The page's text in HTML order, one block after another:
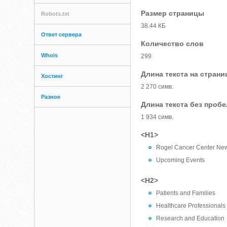
Robots.txt
Ответ сервера
Whois
Хостинг
Разное
Размер страницы
38.44 КБ
Количество слов
299
Длина текста на
2 270 симв.
Длина текста без
1 934 симв.
<H1>
Rogel Cancer Center
Upcoming Events
<H2>
Patients and Families
Healthcare Professionals
Research and Education